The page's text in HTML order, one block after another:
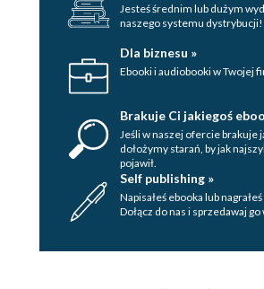
Jesteś średnim lub dużym
naszego systemu dystrybucji!
Dla biznesu »
Ebooki i audiobooki w Twojej
Brakuje Ci jakiegoś
Jeśli w naszej ofercie brakuje
dołożymy starań, by jak
pojawił.
Self publishing »
Napisałeś ebooka lub
Dołącz do nas i sprzedawaj